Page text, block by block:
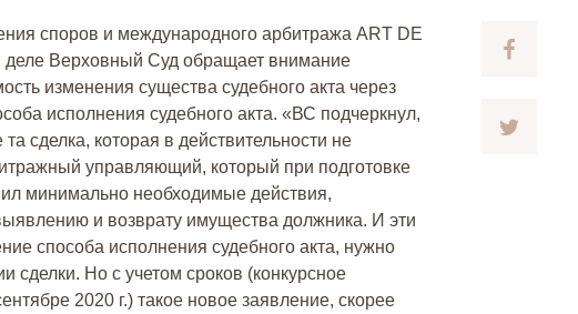
споров и международного арбитража ART DE
деле Верховный Суд обращает внимание
изменения существа судебного акта через
исполнения судебного акта. «ВС подчеркнул,
сделка, которая в действительности не
управляющий, который при подготовке
минимально необходимые действия,
и возврату имущества должника. И эти
способа исполнения судебного акта, нужно
сделки. Но с учетом сроков (конкурсное
2020 г.) такое новое заявление, скорее